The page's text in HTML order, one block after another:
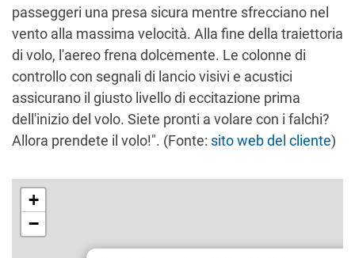
passeggeri una presa sicura mentre sfrecciano nel
vento alla massima velocità. Alla fine della traiettoria
di volo, l'aereo frena dolcemente. Le colonne di
controllo con segnali di lancio visivi e acustici
assicurano il giusto livello di eccitazione prima
dell'inizio del volo. Siete pronti a volare con i falchi?
Allora prendete il volo!". (Fonte: sito web del cliente)
+
−